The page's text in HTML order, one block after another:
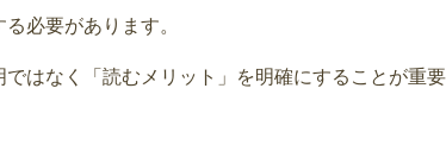
必要があります。
はなく「読むメリット」を明確にすることが重